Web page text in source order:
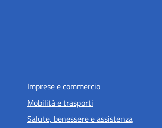
Imprese e commercio
Mobilità e trasporti
Salute, benessere e assistenza